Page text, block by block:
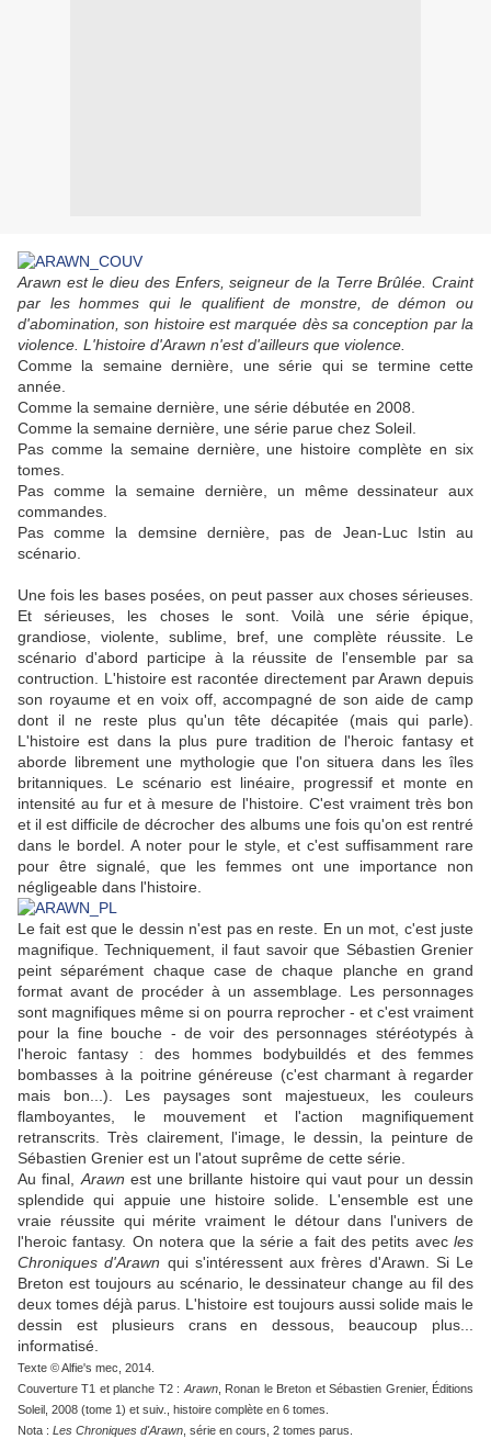
Arawn est le dieu des Enfers, seigneur de la Terre Brûlée. Craint
par les hommes qui le qualifient de monstre, de démon ou
d'abomination, son histoire est marquée dès sa conception par la
violence. L'histoire d'Arawn n'est d'ailleurs que violence.
Comme la semaine dernière, une série qui se termine cette
année.
Comme la semaine dernière, une série débutée en 2008.
Comme la semaine dernière, une série parue chez Soleil.
Pas comme la semaine dernière, une histoire complète en six
tomes.
Pas comme la semaine dernière, un même dessinateur aux
commandes.
Pas comme la demsine dernière, pas de Jean-Luc Istin au
scénario.
Une fois les bases posées, on peut passer aux choses sérieuses.
Et sérieuses, les choses le sont. Voilà une série épique,
grandiose, violente, sublime, bref, une complète réussite. Le
scénario d'abord participe à la réussite de l'ensemble par sa
contruction. L'histoire est racontée directement par Arawn depuis
son royaume et en voix off, accompagné de son aide de camp
dont il ne reste plus qu'un tête décapitée (mais qui parle).
L'histoire est dans la plus pure tradition de l'heroic fantasy et
aborde librement une mythologie que l'on situera dans les îles
britanniques. Le scénario est linéaire, progressif et monte en
intensité au fur et à mesure de l'histoire. C'est vraiment très bon
et il est difficile de décrocher des albums une fois qu'on est rentré
dans le bordel. A noter pour le style, et c'est suffisamment rare
pour être signalé, que les femmes ont une importance non
négligeable dans l'histoire.
Le fait est que le dessin n'est pas en reste. En un mot, c'est juste
magnifique. Techniquement, il faut savoir que Sébastien Grenier
peint séparément chaque case de chaque planche en grand
format avant de procéder à un assemblage. Les personnages
sont magnifiques même si on pourra reprocher - et c'est vraiment
pour la fine bouche - de voir des personnages stéréotypés à
l'heroic fantasy : des hommes bodybuildés et des femmes
bombasses à la poitrine généreuse (c'est charmant à regarder
mais bon...). Les paysages sont majestueux, les couleurs
flamboyantes, le mouvement et l'action magnifiquement
retranscrits. Très clairement, l'image, le dessin, la peinture de
Sébastien Grenier est un l'atout suprême de cette série.
Au final, Arawn est une brillante histoire qui vaut pour un dessin
splendide qui appuie une histoire solide. L'ensemble est une
vraie réussite qui mérite vraiment le détour dans l'univers de
l'heroic fantasy. On notera que la série a fait des petits avec les
Chroniques d'Arawn qui s'intéressent aux frères d'Arawn. Si Le
Breton est toujours au scénario, le dessinateur change au fil des
deux tomes déjà parus. L'histoire est toujours aussi solide mais le
dessin est plusieurs crans en dessous, beaucoup plus...
informatisé.
Texte © Alfie's mec, 2014.
Couverture T1 et planche T2 : Arawn, Ronan le Breton et Sébastien Grenier, Éditions
Soleil, 2008 (tome 1) et suiv., histoire complète en 6 tomes.
Nota : Les Chroniques d'Arawn , série en cours, 2 tomes parus.